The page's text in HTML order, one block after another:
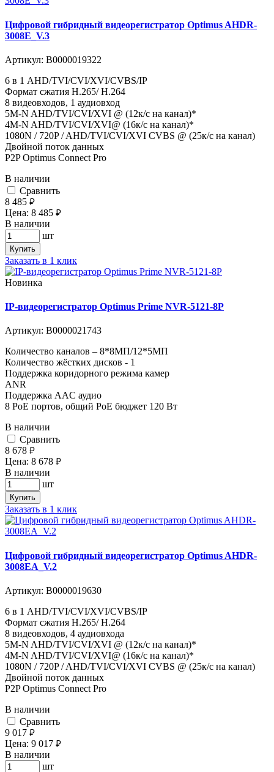
Цифровой гибридный видеорегистратор Optimus AHDR-
3008E_V.3
Артикул: В0000019322
6 в 1 AHD/TVI/CVI/XVI/CVBS/IP
Формат сжатия H.265/ H.264
8 видеовходов, 1 аудиовход
5M-N AHD/TVI/CVI/XVI @ (12к/с на канал)*
4M-N AHD/TVI/CVI/XVI@ (16к/с на канал)*
1080N / 720P / AHD/TVI/CVI/XVI CVBS @ (25к/с на канал)
Двойной поток данных
P2P Optimus Connect Pro
В наличии
Cравнить
8 485 руб.
Цена: 8 485 руб.
В наличии
шт
Купить
Заказать в 1 клик
Новинка
IP-видеорегистратор Optimus Prime NVR-5121-8P
Артикул: В0000021743
Количество каналов – 8*8МП/12*5МП
Количество жёстких дисков - 1
Поддержка коридорного режима камер
ANR
Поддержка AAC аудио
8 PoE портов, общий PoE бюджет 120 Вт
В наличии
Cравнить
8 678 руб.
Цена: 8 678 руб.
В наличии
шт
Купить
Заказать в 1 клик
Цифровой гибридный видеорегистратор Optimus AHDR-
3008EA_V.2
Артикул: В0000019630
6 в 1 AHD/TVI/CVI/XVI/CVBS/IP
Формат сжатия H.265/ H.264
8 видеовходов, 4 аудиовхода
5M-N AHD/TVI/CVI/XVI @ (12к/с на канал)*
4M-N AHD/TVI/CVI/XVI@ (16к/с на канал)*
1080N / 720P / AHD/TVI/CVI/XVI CVBS @ (25к/с на канал)
Двойной поток данных
P2P Optimus Connect Pro
В наличии
Cравнить
9 017 руб.
Цена: 9 017 руб.
В наличии
шт